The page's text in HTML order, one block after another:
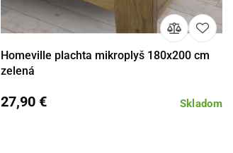
Detail Do košíka
Homeville plachta mikroplyš 180x200 cm
zelená
Skladom
27,90 €